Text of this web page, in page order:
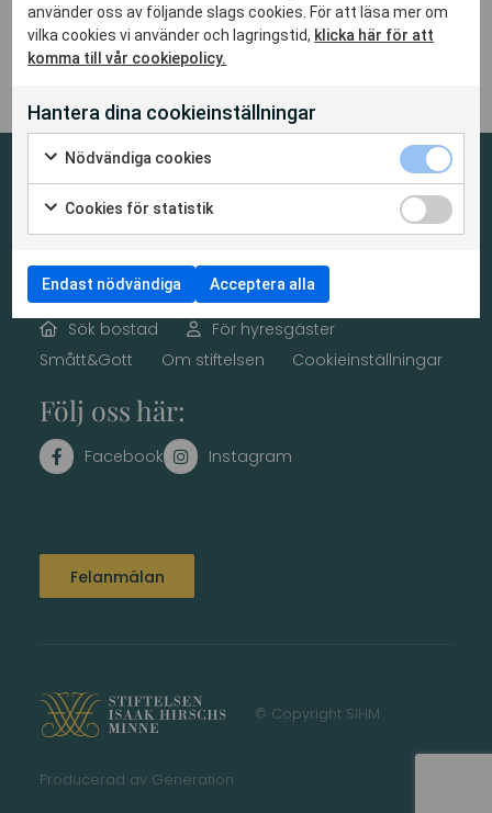
Text; Arne Rosengren
En fastighetsägare med
engagemang för äldre
Sök bostad
För hyresgäster
Smått&Gott
Om stiftelsen Cookieinställningar
Följ oss här:
Felanmälan
© Copyright SIHM
Producerad av Generation
använder oss av följande slags cookies. För att läsa mer om
vilka cookies vi använder och lagringstid, klicka här för att
komma till vår cookiepolicy.
Hantera dina cookieinställningar
Nödvändiga cookies
Cookies för statistik
Endast nödvändiga Acceptera alla